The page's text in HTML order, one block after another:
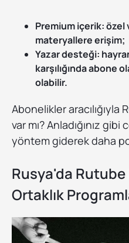
Premium içerik: özel
materyallere erişim;
Yazar desteği:
karşılığında abone
olabilir.
Abonelikler aracılığıyla
var mı? Anladığınız
yöntem giderek daha
Rusya'da Rutube
Ortaklık